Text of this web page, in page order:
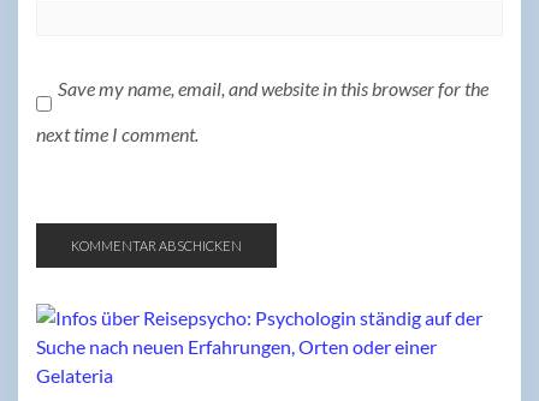
Save my name, email, and website in this browser for the
next time I comment.